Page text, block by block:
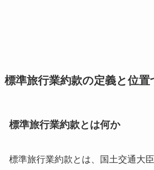
標準旅行業約款の定義と位置
標準旅行業約款とは何か
標準旅行業約款とは、国土交通大